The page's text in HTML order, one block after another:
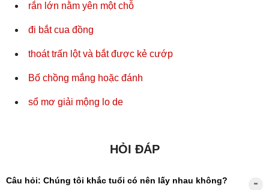
rắn lớn nằm yên một chỗ
đi bắt cua đồng
thoát trấn lột và bắt được kẻ cướp
Bố chồng mắng hoặc đánh
sổ mơ giải mộng lo de
HỎI ĐÁP
Câu hỏi: Chúng tôi khắc tuổi có nên lấy nhau không?